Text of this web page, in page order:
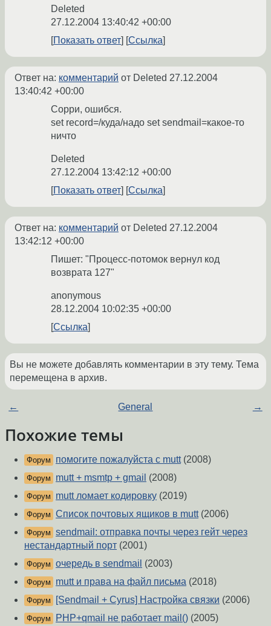
Deleted
27.12.2004 13:40:42 +00:00
Показать ответ
Ссылка
Ответ на: комментарий от Deleted 27.12.2004
13:40:42 +00:00
Сорри, ошибся.
set record=/куда/надо set sendmail=какое-то
ничто
Deleted
27.12.2004 13:42:12 +00:00
Показать ответ
Ссылка
Ответ на: комментарий от Deleted 27.12.2004
13:42:12 +00:00
Пишет: "Процесс-потомок вернул код
возврата 127"
anonymous
28.12.2004 10:02:35 +00:00
Ссылка
Вы не можете добавлять комментарии в эту тему. Тема
перемещена в архив.
← General →
Похожие темы
Форум помогите пожалуйста с mutt(2008)
Форум mutt + msmtp + gmail (2008)
Форум mutt ломает кодировку (2019)
Форум Список почтовых ящиков в mutt(2006)
Форум sendmail: отправка почты через гейт через
нестандартный порт (2001)
Форум очередь в sendmail (2003)
Форум mutt и права на файл письма (2018)
Форум [Sendmail + Cyrus] Настройка связки (2006)
Форум PHP+qmail не работает mail() (2005)